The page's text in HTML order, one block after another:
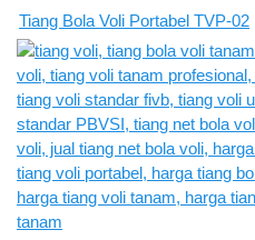
Tiang Bola Voli Portabel TVP-02